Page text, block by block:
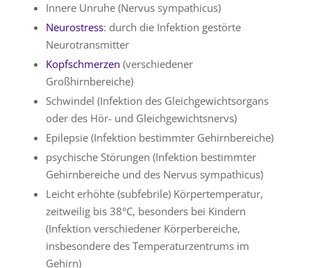
Innere Unruhe (Nervus sympathicus)
Neurostress: durch die Infektion gestörte
Neurotransmitter
Kopfschmerzen (verschiedener
Großhirnbereiche)
Schwindel (Infektion des Gleichgewichtsorgans
oder des Hör- und Gleichgewichtsnervs)
Epilepsie (Infektion bestimmter Gehirnbereiche)
psychische Störungen (Infektion bestimmter
Gehirnbereiche und des Nervus sympathicus)
Leicht erhöhte (subfebrile) Körpertemperatur,
zeitweilig bis 38°C, besonders bei Kindern
(Infektion verschiedener Körperbereiche,
insbesondere des Temperaturzentrums im
Gehirn)